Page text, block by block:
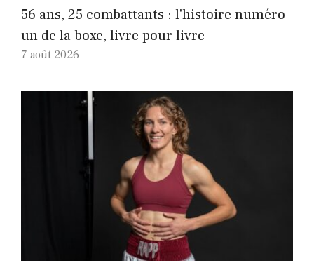
56 ans, 25 combattants : l'histoire numéro
un de la boxe, livre pour livre
7 août 2026